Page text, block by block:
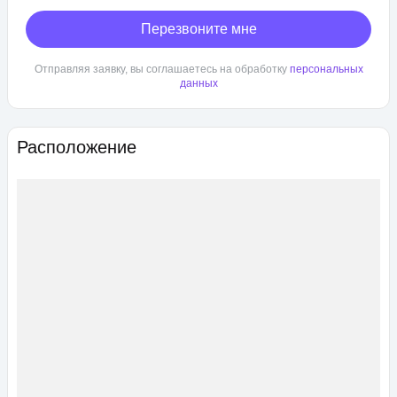
Расположение
Перезвоните мне
Отправляя заявку, вы соглашаетесь на обработку персональных
данных